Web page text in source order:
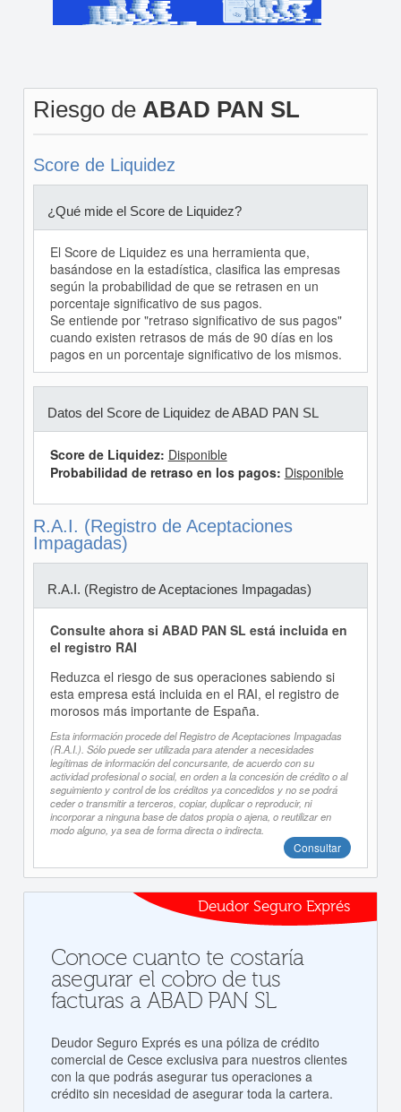
Riesgo de ABAD PAN SL
Score de Liquidez
¿Qué mide el Score de Liquidez?
El Score de Liquidez es una herramienta que,
basándose en la estadística, clasifica las empresas
según la probabilidad de que se retrasen en un
porcentaje significativo de sus pagos.
Se entiende por "retraso significativo de sus pagos"
cuando existen retrasos de más de 90 días en los
pagos en un porcentaje significativo de los mismos.
Datos del Score de Liquidez de ABAD PAN SL
Score de Liquidez: Disponible
Probabilidad de retraso en los pagos: Disponible
R.A.I. (Registro de Aceptaciones
Impagadas)
R.A.I. (Registro de Aceptaciones Impagadas)
Consulte ahora si ABAD PAN SL está incluida en
el registro RAI
Reduzca el riesgo de sus operaciones sabiendo si
esta empresa está incluida en el RAI, el registro de
morosos más importante de España.
Esta información procede del Registro de Aceptaciones Impagadas
(R.A.I.). Sólo puede ser utilizada para atender a necesidades
legítimas de información del concursante, de acuerdo con su
actividad profesional o social, en orden a la concesión de crédito o al
seguimiento y control de los créditos ya concedidos y no se podrá
ceder o transmitir a terceros, copiar, duplicar o reproducir, ni
incorporar a ninguna base de datos propia o ajena, o reutilizar en
modo alguno, ya sea de forma directa o indirecta.
Consultar
Deudor Seguro Exprés
Conoce cuanto te costaría
asegurar el cobro de tus
facturas a ABAD PAN SL
Deudor Seguro Exprés es una póliza de crédito
comercial de Cesce exclusiva para nuestros clientes
con la que podrás asegurar tus operaciones a
crédito sin necesidad de asegurar toda la cartera.